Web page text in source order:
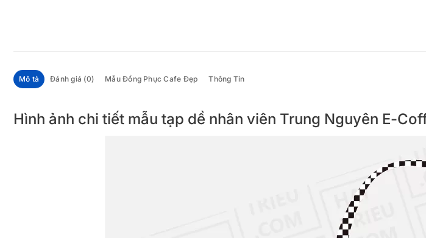
Mô tả Đánh giá (0) Mẫu Đồng Phục Cafe Đẹp Thông Tin
Hình ảnh chi tiết mẫu tạp dề nhân viên Trung Nguyên E-